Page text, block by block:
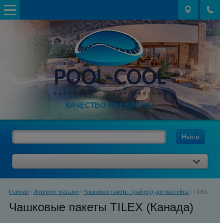
КАЧЕСТВО ИЗ ЕВРОПЫ
Найти
Главная \ Интернет-магазин \ Чашковые пакеты, (лайнер) для бассейна \ TILEX
Чашковые пакеты TILEX (Канада)